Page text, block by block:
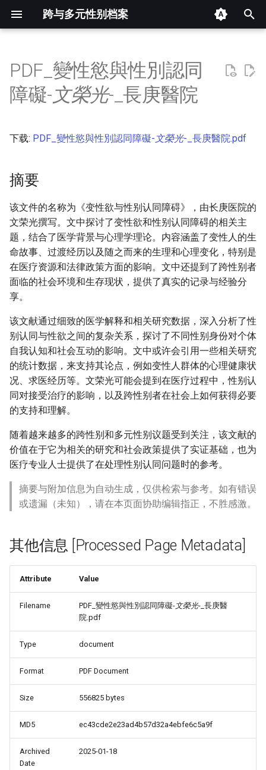
跨与多元性别档案
开
摘要
PDF_變性慾與性別認同
障礙-文榮光-_長庚醫院
下载: PDF_變性慾與性別認同障礙-文榮光-_長庚醫院.pdf
摘要
该文件的名称为《变性欲与性别认同障碍》，由长庚医院的
文荣光撰写。文中探讨了变性欲和性别认同障碍的相关主
题，结合了医学背景与心理学理论。内容涵盖了变性人的生
命故事、过渡经历以及随之而来的生理和心理变化，特别是
在医疗资源和法律政策方面的影响。文中还提到了跨性别者
面临的社会环境和生存现状，提供了真实的记录与经验分
享。
该文献通过细致的医学解释和相关研究数据，深入分析了性
别认同与性欲之间的复杂关系，探讨了不同性别身份对个体
自我认知和社会互动的影响。文中或许会引用一些相关研究
的统计数据，来支持其论点，例如变性人群体的心理健康状
况、求医经历等。文荣光可能会提到在医疗过程中，性别认
同对接受治疗的影响，以及跨性别者在社会上如何获得必要
的支持和理解。
随着越来越多的跨性别和多元性别议题受到关注，该文献的
价值在于它为相关的研究和社会政策提供了实证基础，也为
医疗专业人士提供了在处理性别认同问题时的参考。
摘要与附加信息为自动生成，仅供检索与参考。如有错误
或遗漏（未知），请在本页面协助编辑指正，不胜感激。
其他信息 [Processed Page Metadata]
Attribute Value
Filename PDF_變性慾與性別認同障礙-文榮光-_長庚醫
院.pdf
Type document
Format PDF Document
Size 556825 bytes
MD5 ec43cde2e23ad4b57d32a4ebfe6c5a9f
Archived
Date
2025-01-18